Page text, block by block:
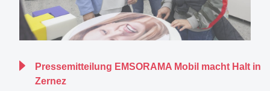
Pressemitteilung EMSORAMA Mobil macht Halt in
Zernez